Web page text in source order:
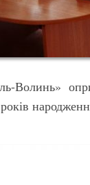
Волинь»